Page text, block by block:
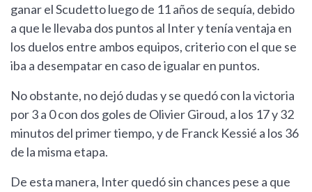
ganar el Scudetto luego de 11 años de sequía, debido
a que le llevaba dos puntos al Inter y tenía ventaja en
los duelos entre ambos equipos, criterio con el que se
iba a desempatar en caso de igualar en puntos.
No obstante, no dejó dudas y se quedó con la victoria
por 3 a 0 con dos goles de Olivier Giroud, a los 17 y 32
minutos del primer tiempo, y de Franck Kessié a los 36
de la misma etapa.
De esta manera, Inter quedó sin chances pese a que